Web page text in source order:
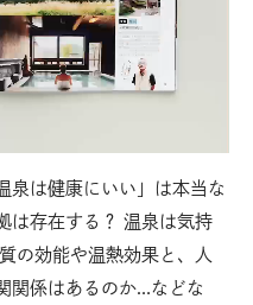
泉は健康にいい」は本当な
は存在する？ 温泉は気持
の効能や温熱効果と、人
関係はあるのか…などな